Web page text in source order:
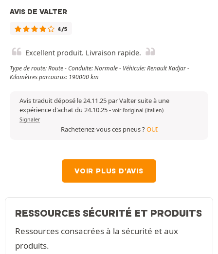
AVIS DE VALTER
4/5
Excellent produit. Livraison rapide.
Type de route: Route - Conduite: Normale - Véhicule: Renault Kadjar -
Kilomètres parcourus: 190000 km
Avis traduit déposé le 24.11.25 par Valter suite à une
expérience d'achat du 24.10.25- voir l'original (italien)
Signaler
Racheteriez-vous ces pneus ?OUI
VOIR PLUS D'AVIS
RESSOURCES SÉCURITÉ ET PRODUITS
Ressources consacrées à la sécurité et aux
produits.